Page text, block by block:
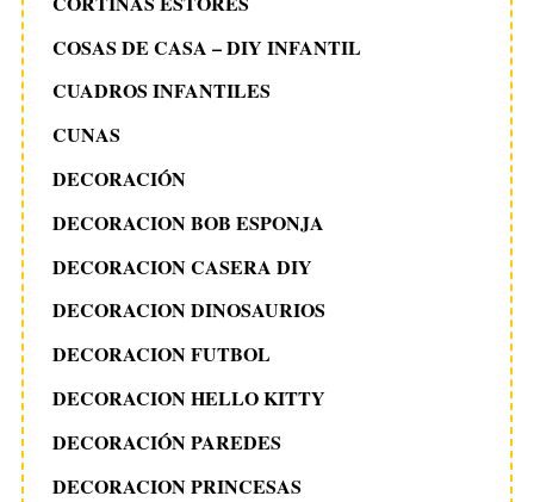
COSAS DE CASA – DIY INFANTIL
CUADROS INFANTILES
CUNAS
DECORACIÓN
DECORACION BOB ESPONJA
DECORACION CASERA DIY
DECORACION DINOSAURIOS
DECORACION FUTBOL
DECORACION HELLO KITTY
DECORACIÓN PAREDES
DECORACION PRINCESAS